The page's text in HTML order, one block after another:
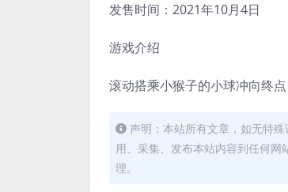
发售时间：2021年10月4日
游戏介绍
滚动搭乘小猴子的小球冲向终
声明：本站所有文章，如无特
用、采集、发布本站内容到任何
理。